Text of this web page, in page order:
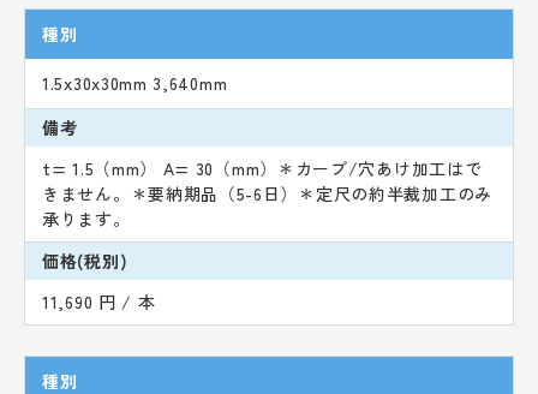
種別
1.5x30x30mm 3,640mm
備考
t= 1.5（mm） A= 30（mm）＊カーブ/穴あけ加工はで
きません。＊要納期品（5-6日）＊定尺の約半裁加工のみ
承ります。
価格(税別)
11,690 円 / 本
種別